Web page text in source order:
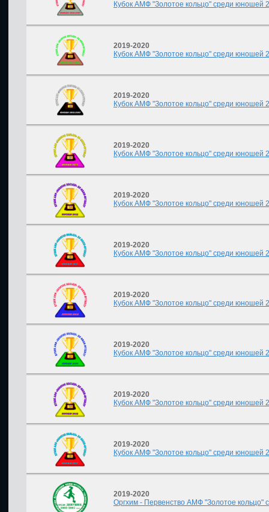
Кубок АМФ "Золотое кольцо" среди юношей
2019-2020
Кубок АМФ "Золотое кольцо" среди юношей
2019-2020
Кубок АМФ "Золотое кольцо" среди юношей
2019-2020
Кубок АМФ "Золотое кольцо" среди юношей
2019-2020
Кубок АМФ "Золотое кольцо" среди юношей
2019-2020
Кубок АМФ "Золотое кольцо" среди юношей
2019-2020
Кубок АМФ "Золотое кольцо" среди юношей
2019-2020
Кубок АМФ "Золотое кольцо" среди юношей
2019-2020
Кубок АМФ "Золотое кольцо" среди юношей
2019-2020
Кубок АМФ "Золотое кольцо" среди юношей
2019-2020
Оргхим - Первенство АМФ "Золотое кольцо"